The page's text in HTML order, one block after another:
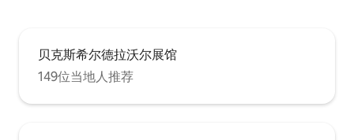
贝克斯希尔德拉沃尔展馆
149位当地人推荐